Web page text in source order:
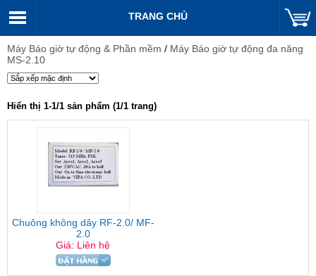
TRANG CHỦ
Máy Báo giờ tự động & Phần mềm / Máy Báo giờ tự động đa năng
MS-2.10
Hiển thị 1-1/1 sản phẩm (1/1 trang)
Chuông không dây RF-2.0/ MF-
2.0
Giá: Liên hệ